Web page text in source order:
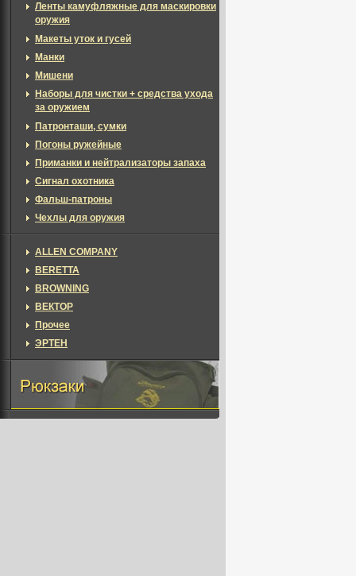
Ленты камуфляжные для маскировки
оружия
Макеты уток и гусей
Манки
Мишени
Наборы для чистки + средства ухода
за оружием
Патронташи, сумки
Погоны ружейные
Приманки и нейтрализаторы запаха
Сигнал охотника
Фальш-патроны
Чехлы для оружия
ALLEN COMPANY
BERETTA
BROWNING
ВЕКТОР
Прочее
ЭРТЕН